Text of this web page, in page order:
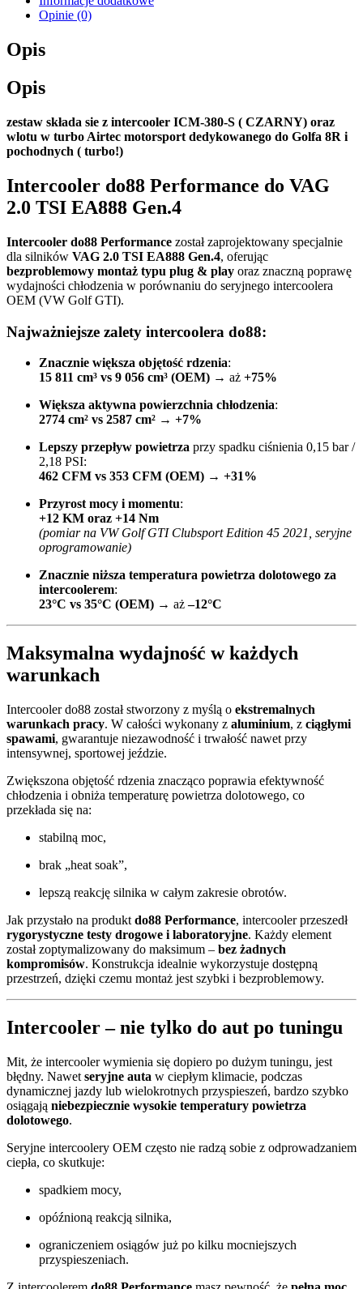
Opinie (0)
Opis
Opis
zestaw składa sie z intercooler ICM-380-S ( CZARNY) oraz
wlotu w turbo Airtec motorsport dedykowanego do Golfa 8R i
pochodnych ( turbo!)
Intercooler do88 Performance do VAG
2.0 TSI EA888 Gen.4
Intercooler do88 Performance został zaprojektowany specjalnie
dla silników VAG 2.0 TSI EA888 Gen.4, oferując
bezproblemowy montaż typu plug & play oraz znaczną poprawę
wydajności chłodzenia w porównaniu do seryjnego intercoolera
OEM (VW Golf GTI).
Najważniejsze zalety intercoolera do88:
Znacznie większa objętość rdzenia:
15 811 cm³ vs 9 056 cm³ (OEM) → aż +75%
Większa aktywna powierzchnia chłodzenia:
2774 cm² vs 2587 cm² → +7%
Lepszy przepływ powietrza przy spadku ciśnienia 0,15 bar /
2,18 PSI:
462 CFM vs 353 CFM (OEM) → +31%
Przyrost mocy i momentu:
+12 KM oraz +14 Nm
(pomiar na VW Golf GTI Clubsport Edition 45 2021, seryjne
oprogramowanie)
Znacznie niższa temperatura powietrza dolotowego za
intercoolerem:
23°C vs 35°C (OEM) → aż–12°C
Maksymalna wydajność w każdych
warunkach
Intercooler do88 został stworzony z myślą o ekstremalnych
warunkach pracy. W całości wykonany z aluminium, z ciągłymi
spawami, gwarantuje niezawodność i trwałość nawet przy
intensywnej, sportowej jeździe.
Zwiększona objętość rdzenia znacząco poprawia efektywność
chłodzenia i obniża temperaturę powietrza dolotowego, co
przekłada się na:
stabilną moc,
brak „heat soak”,
lepszą reakcję silnika w całym zakresie obrotów.
Jak przystało na produkt do88 Performance, intercooler przeszedł
rygorystyczne testy drogowe i laboratoryjne. Każdy element
został zoptymalizowany do maksimum – bez żadnych
kompromisów. Konstrukcja idealnie wykorzystuje dostępną
przestrzeń, dzięki czemu montaż jest szybki i bezproblemowy.
Intercooler – nie tylko do aut po tuningu
Mit, że intercooler wymienia się dopiero po dużym tuningu, jest
błędny. Nawet seryjne auta w ciepłym klimacie, podczas
dynamicznej jazdy lub wielokrotnych przyspieszeń, bardzo szybko
osiągają niebezpiecznie wysokie temperatury powietrza
dolotowego.
Seryjne intercoolery OEM często nie radzą sobie z odprowadzaniem
ciepła, co skutkuje:
spadkiem mocy,
opóźnioną reakcją silnika,
ograniczeniem osiągów już po kilku mocniejszych
przyspieszeniach.